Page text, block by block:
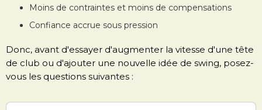
Moins de contraintes et moins de compensations
Confiance accrue sous pression
Donc, avant d'essayer d'augmenter la vitesse d'une tête
de club ou d'ajouter une nouvelle idée de swing, posez-
vous les questions suivantes :